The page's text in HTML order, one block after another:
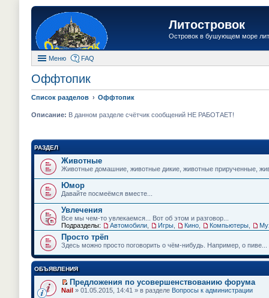
Литостровок
Островок в бушующем море
Меню FAQ
Оффтопик
Список разделов Оффтопик
Описание: В данном разделе счётчик сообщений НЕ РАБОТАЕТ!
РАЗДЕЛ
Животные
Животные домашние, животные дикие, животные прирученные,
Юмор
Давайте посмеёмся вместе...
Увлечения
Все мы чем-то увлекаемся... Вот об этом и разговор...
Подразделы:
Автомобили Игры Кино Компьютеры
Просто трёп
Здесь можно просто поговорить о чём-нибудь. Например, о пиве...
ОБЪЯВЛЕНИЯ
П
Предложения по усовершенствованию форума
Nail » 01.05.2015, 14:41 » в разделе Вопросы к администрации